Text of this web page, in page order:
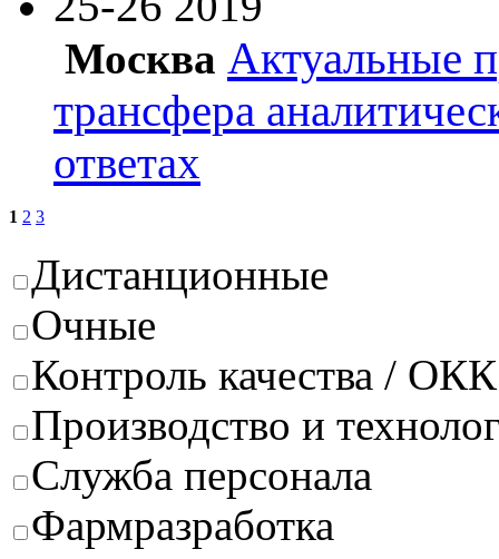
Москва Актуальные
трансфера
ответах
1 2 3
Дистанционные
Очные
Контроль качества / ОКК
Производство и
Служба персонала
Фармразработка